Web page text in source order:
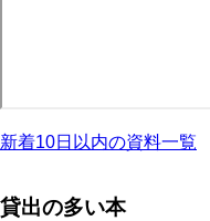
新着10日以内の資料一覧
貸出の多い本